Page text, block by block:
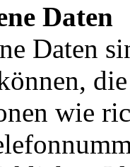
Daten
Daten
wie